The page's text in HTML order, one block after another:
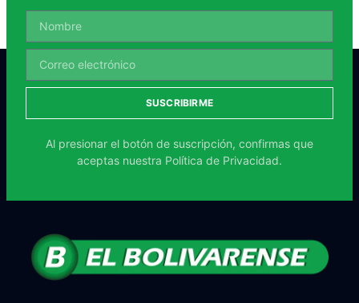
SUSCRIBIRME
Al presionar el botón de suscripción, confirmas que
aceptas nuestra Política de Privacidad.